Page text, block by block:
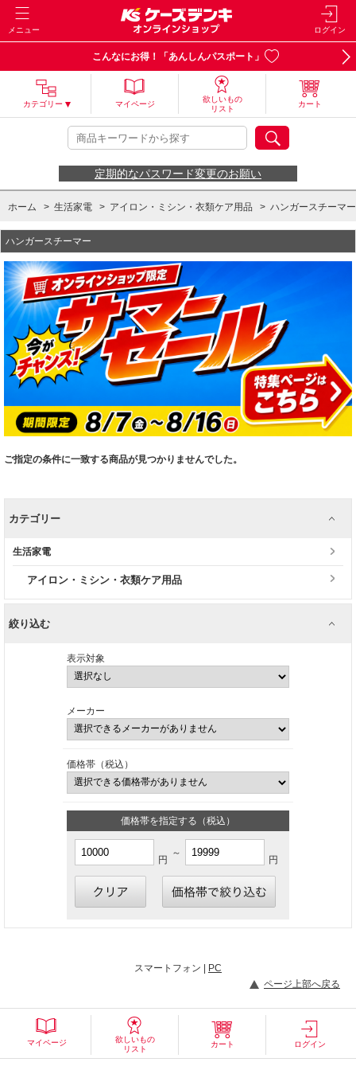
メニュー ログイン
こんなにお得！「あんしんパスポート」
カテゴリー マイページ
欲しいもの
リスト
カート
定期的なパスワード変更のお願い
ホーム > 生活家電 > アイロン・ミシン・衣類ケア用品 > ハンガースチーマー
ハンガースチーマー
ご指定の条件に一致する商品が見つかりませんでした。
カテゴリー
生活家電
アイロン・ミシン・衣類ケア用品
絞り込む
表示対象
メーカー
価格帯（税込）
価格帯を指定する（税込）
円
～
円
スマートフォン | PC
ページ上部へ戻る
マイページ
欲しいもの
リスト
カート ログイン